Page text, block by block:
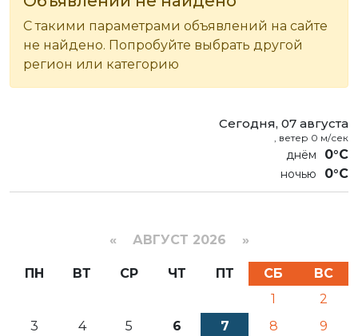
С такими параметрами объявлений на сайте
не найдено. Попробуйте выбрать другой
регион или категорию
Сегодня, 07 августа
, ветер 0 м/сек
0°C
0°C
« АВГУСТ 2026 »
ПН ВТ СР ЧТ ПТ СБ
ВС
1
2
3
4 5 6 7 8
9